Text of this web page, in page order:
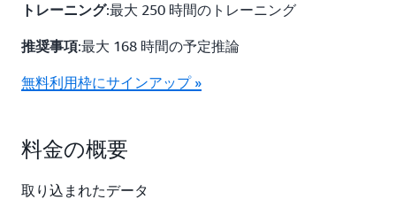
トレーニング:最大 250 時間のトレーニング
推奨事項:最大 168 時間の予定推論
無料利用枠にサインアップ »
料金の概要
取り込まれたデータ